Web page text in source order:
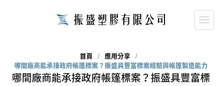
首頁
應用分享
哪間廠商能承接政府帳篷標案？振盛具豐富標案經驗與帳篷製造能力
哪間廠商能承接政府帳篷標案？振盛具豐富標